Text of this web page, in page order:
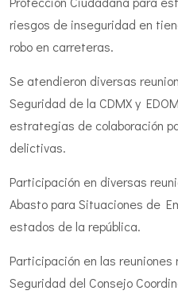
riesgos de inseguridad en
robo en carreteras.
Se atendieron diversas
Seguridad de la CDMX y
estrategias de colaboración
delictivas.
Participación en diversas
Abasto para Situaciones de
estados de la república.
Participación en las
Seguridad del Consejo